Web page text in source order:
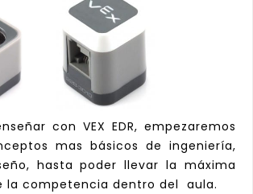
con VEX EDR, empezaremos
mas básicos de ingeniería,
hasta poder llevar la máxima
la competencia dentro del aula.